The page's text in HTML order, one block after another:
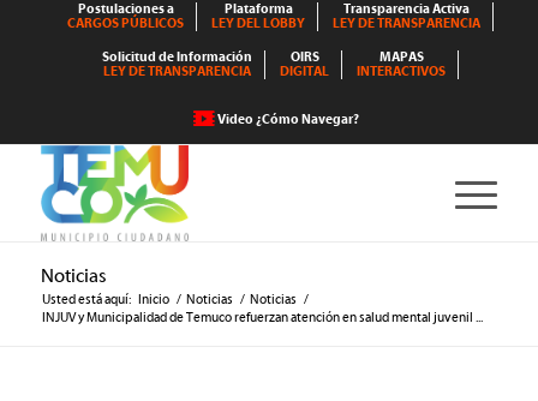
Postulaciones a
CARGOS PÚBLICOS
Plataforma
LEY DEL LOBBY
Transparencia Activa
LEY DE TRANSPARENCIA
Solicitud de Información
LEY DE TRANSPARENCIA
OIRS
DIGITAL
MAPAS
INTERACTIVOS
Video ¿Cómo Navegar?
Noticias
Usted está aquí: Inicio / Noticias / Noticias /
INJUV y Municipalidad de Temuco refuerzan atención en salud mental juvenil ...